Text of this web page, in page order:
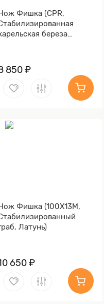
Фишка (CPR,
береза
850 ₽
Фишка (100Х13М,
Латунь)
650 ₽